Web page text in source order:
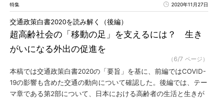
特集 2020年11月27日
超高齢社会の「移動の足」を支えるには？ 生き
がいになる外出の促進を
交通政策白書2020を読み解く（後編）
（6/7 ページ）
本稿では交通政策白書2020の「要旨」を基に、前編ではCOVID-
19の影響も含めた交通の動向について確認した。後編では、テー
マ章である第2部について、日本における高齢者の生活と生きが